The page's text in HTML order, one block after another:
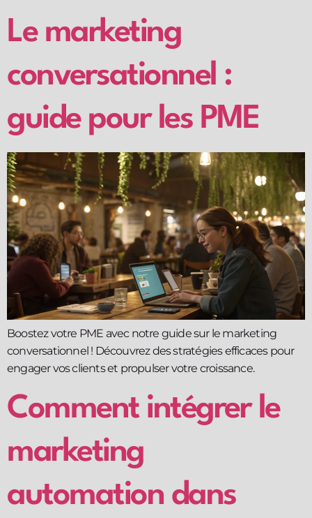
Le marketing
conversationnel :
guide pour les PME
Boostez votre PME avec notre guide sur le marketing
conversationnel ! Découvrez des stratégies efficaces pour
engager vos clients et propulser votre croissance.
Comment intégrer le
marketing
automation dans